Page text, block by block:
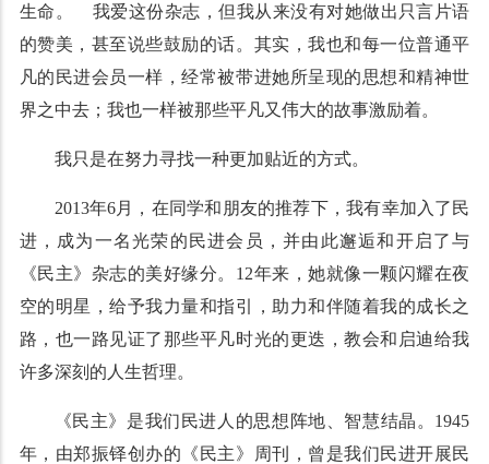
生命。 我爱这份杂志，但我从来没有对她做出只言片语
的赞美，甚至说些鼓励的话。其实，我也和每一位普通平
凡的民进会员一样，经常被带进她所呈现的思想和精神世
界之中去；我也一样被那些平凡又伟大的故事激励着。
我只是在努力寻找一种更加贴近的方式。
2013年6月，在同学和朋友的推荐下，我有幸加入了民
进，成为一名光荣的民进会员，并由此邂逅和开启了与
《民主》杂志的美好缘分。12年来，她就像一颗闪耀在夜
空的明星，给予我力量和指引，助力和伴随着我的成长之
路，也一路见证了那些平凡时光的更迭，教会和启迪给我
许多深刻的人生哲理。
《民主》是我们民进人的思想阵地、智慧结晶。1945
年，由郑振铎创办的《民主》周刊，曾是我们民进开展民